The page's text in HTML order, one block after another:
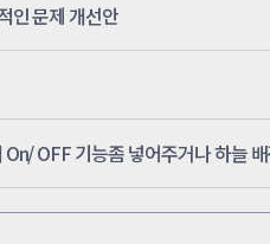
인 문제 개선안
OFF 기능좀 넣어주거나 하늘